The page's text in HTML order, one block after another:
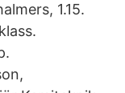
1.15.